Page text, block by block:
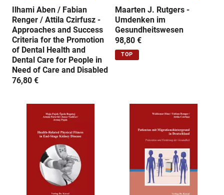
Ilhami Aben / Fabian
Renger / Attila Czirfusz -
Approaches and Success
Criteria for the Promotion
of Dental Health and
Dental Care for People in
Need of Care and Disabled
76,80 €
Maarten J. Rutgers -
Umdenken im
Gesundheitswesen
98,80 €
TOP